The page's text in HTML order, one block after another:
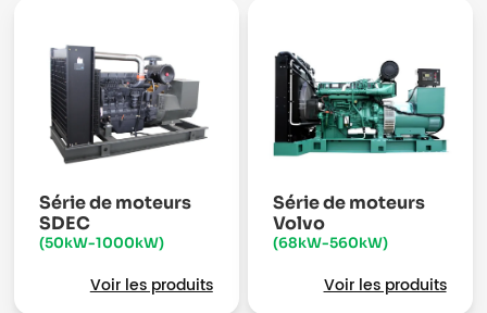
Série de moteurs
SDEC
(50kW-1000kW)
Voir les produits
Série de moteurs
Volvo
(68kW-560kW)
Voir les produits